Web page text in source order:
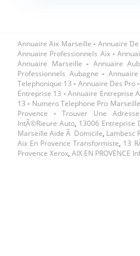
Annuaire Aix Marseille - Annuaire
Annuaire Professionnels Aix -
Annuaire Marseille - Annuaire
Professionnels Aubagne -
Telephonique 13 - Annuaire Des Pro-
Entreprise 13 -Annuaire Entreprise
13 - Numero Telephone Pro Marseille
Provence - Trouver Une
IntÃ©rieure Auto, 13006 Entreprise
Marseille Aide Ã Domicile, Lambesc
Aix En Provence Transformiste, 13
Provence Xerox, AIX EN PROVENCE